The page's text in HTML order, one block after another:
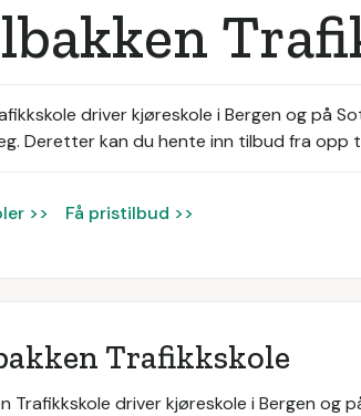
driver kjøreskole i Bergen og på
Deretter kan du hente inn tilbud fra opp
>> Få pristilbud >>
Trafikkskole
Trafikkskole driver kjøreskole i Bergen og